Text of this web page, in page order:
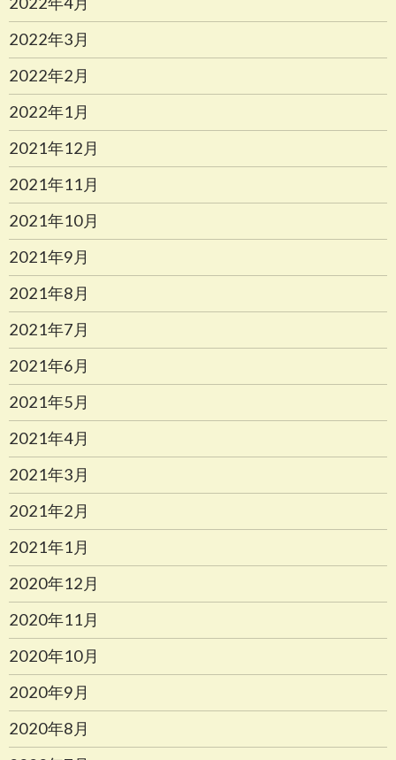
2022年3月
2022年2月
2022年1月
2021年12月
2021年11月
2021年10月
2021年9月
2021年8月
2021年7月
2021年6月
2021年5月
2021年4月
2021年3月
2021年2月
2021年1月
2020年12月
2020年11月
2020年10月
2020年9月
2020年8月